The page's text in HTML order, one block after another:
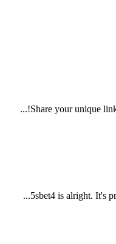
Share your unique
5sbet4 is alright. It's